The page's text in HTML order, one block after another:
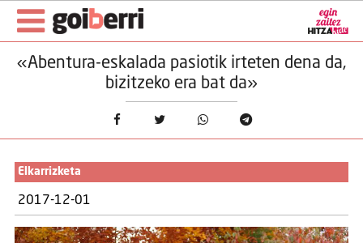
«Abentura-eskalada pasiotik irteten dena da,
bizitzeko era bat da»
Elkarrizketa
2017-12-01